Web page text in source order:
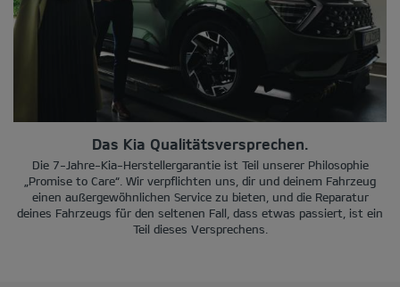
Das Kia Qualitätsversprechen.
Die 7-Jahre-Kia-Herstellergarantie ist Teil unserer Philosophie
„Promise to Care“. Wir verpflichten uns, dir und deinem Fahrzeug
einen außergewöhnlichen Service zu bieten, und die Reparatur
deines Fahrzeugs für den seltenen Fall, dass etwas passiert, ist ein
Teil dieses Versprechens.